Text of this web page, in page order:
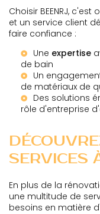
Choisir BEENRJ,
et un service client
faire confiance :
Une expertise
de bain
Un
de matériaux de
Des solutions
rôle d'entreprise
SERVICES
En plus de la
une multitude de
besoins en matière